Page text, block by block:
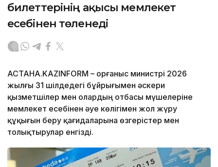
билеттерінің ақысы мемлекет
есебінен төленеді
АСТАНА.KAZINFORM – Қорғаныс министрі 2026
жылғы 31 шілдедегі бұйрығымен әскери
қызметшілер мен олардың отбасы мүшелеріне
мемлекет есебінен әуе көлігімен жол жүру
құқығын беру қағидаларына өзгерістер мен
толықтырулар енгізді.